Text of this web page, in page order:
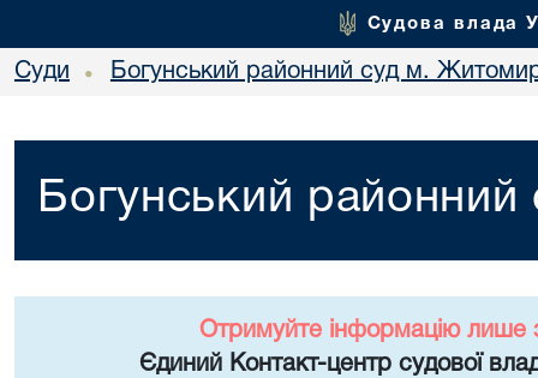
Судова влада
Суди • Богунський районний суд м.
Богунський
Отримуйте інформацію лише
Єдиний Контакт-центр судової